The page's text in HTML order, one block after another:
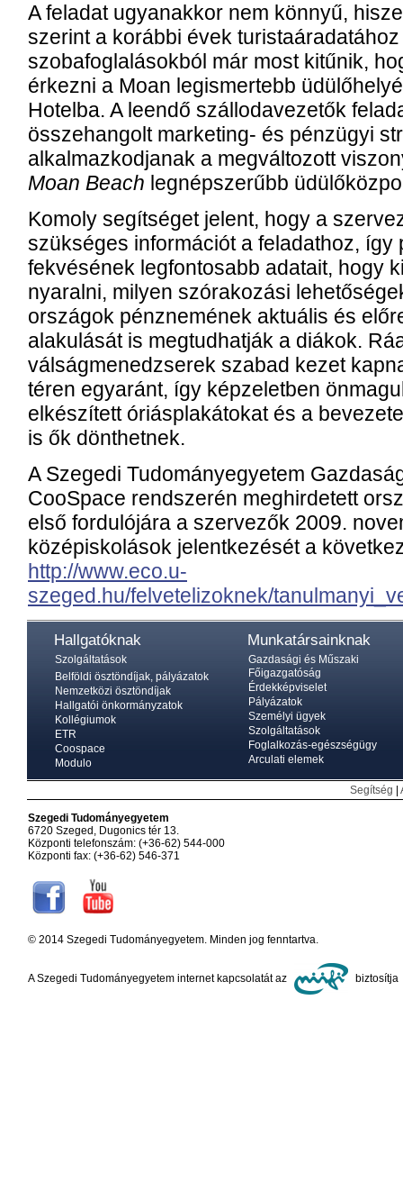
A feladat ugyanakkor nem könnyű,
szerint a korábbi évek
szobafoglalásokból már most kitűnik,
érkezni a Moan legismertebb
Hotelba. A leendő szállodavezetők
összehangolt marketing- és pénzügyi
alkalmazkodjanak a megváltozott
Moan Beach legnépszerűbb
Komoly segítséget jelent, hogy a
szükséges információt a feladathoz, így
fekvésének legfontosabb adatait, hogy
nyaralni, milyen szórakozási
országok pénznemének aktuális és
alakulását is megtudhatják a diákok.
válságmenedzserek szabad kezet
téren egyaránt, így képzeletben
elkészített óriásplakátokat és a
is ők dönthetnek.
A Szegedi Tudományegyetem
CooSpace rendszerén meghirdetett
első fordulójára a szervezők 2009.
középiskolások jelentkezését a
http://www.eco.u-
szeged.hu/felvetelizoknek/
Hallgatóknak
Szolgáltatások
Belföldi ösztöndíjak, pályázatok
Nemzetközi ösztöndíjak
Hallgatói önkormányzatok
Kollégiumok
ETR
Coospace
Modulo
Munkatársainknak
Gazdasági és Műszaki
Főigazgatóság
Érdekképviselet
Pályázatok
Személyi ügyek
Szolgáltatások
Foglalkozás-egészségügy
Arculati elemek
Segítség
Szegedi Tudományegyetem
6720 Szeged, Dugonics tér 13.
Központi telefonszám: (+36-62) 544-000
Központi fax: (+36-62) 546-371
© 2014 Szegedi Tudományegyetem. Minden jog fenntartva.
A Szegedi Tudományegyetem internet kapcsolatát az biztosítja